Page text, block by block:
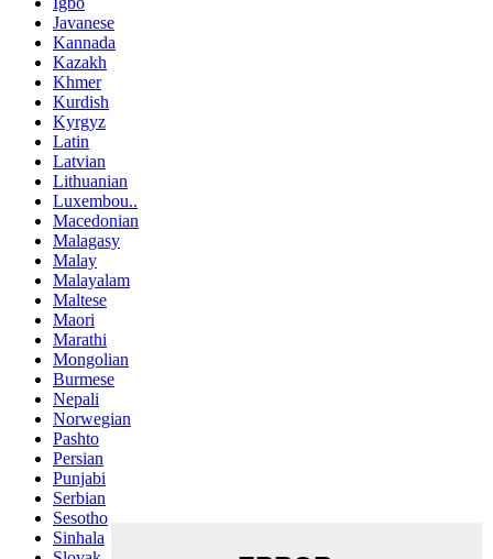
Javanese
Kannada
Kazakh
Khmer
Kurdish
Kyrgyz
Latin
Latvian
Lithuanian
Luxembou..
Macedonian
Malagasy
Malay
Malayalam
Maltese
Maori
Marathi
Mongolian
Burmese
Nepali
Norwegian
Pashto
Persian
Punjabi
Serbian
Sesotho
Sinhala